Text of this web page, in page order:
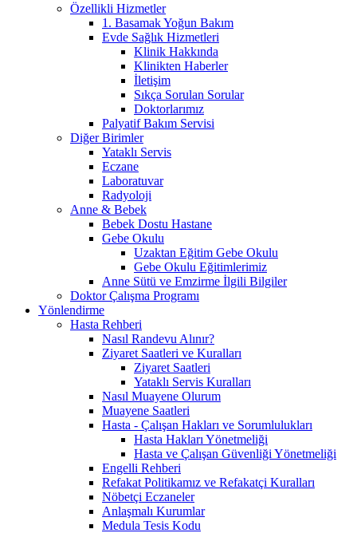
Özellikli Hizmetler
1. Basamak Yoğun Bakım
Evde Sağlık Hizmetleri
Klinik Hakkında
Klinikten Haberler
İletişim
Sıkça Sorulan Sorular
Doktorlarımız
Palyatif Bakım Servisi
Diğer Birimler
Yataklı Servis
Eczane
Laboratuvar
Radyoloji
Anne & Bebek
Bebek Dostu Hastane
Gebe Okulu
Uzaktan Eğitim Gebe Okulu
Gebe Okulu Eğitimlerimiz
Anne Sütü ve Emzirme İlgili Bilgiler
Doktor Çalışma Programı
Yönlendirme
Hasta Rehberi
Nasıl Randevu Alınır?
Ziyaret Saatleri ve Kuralları
Ziyaret Saatleri
Yataklı Servis Kuralları
Nasıl Muayene Olurum
Muayene Saatleri
Hasta - Çalışan Hakları ve Sorumlulukları
Hasta Hakları Yönetmeliği
Hasta ve Çalışan Güvenliği Yönetmeliği
Engelli Rehberi
Refakat Politikamız ve Refakatçi Kuralları
Nöbetçi Eczaneler
Anlaşmalı Kurumlar
Medula Tesis Kodu